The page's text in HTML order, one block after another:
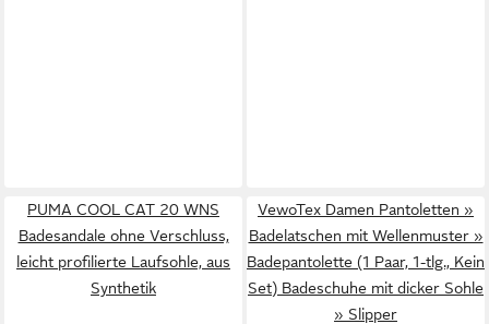
PUMA COOL CAT 20 WNS
Badesandale ohne Verschluss,
leicht profilierte Laufsohle, aus
Synthetik
VewoTex Damen Pantoletten »
Badelatschen mit Wellenmuster »
Badepantolette (1 Paar, 1-tlg., Kein
Set) Badeschuhe mit dicker Sohle
» Slipper